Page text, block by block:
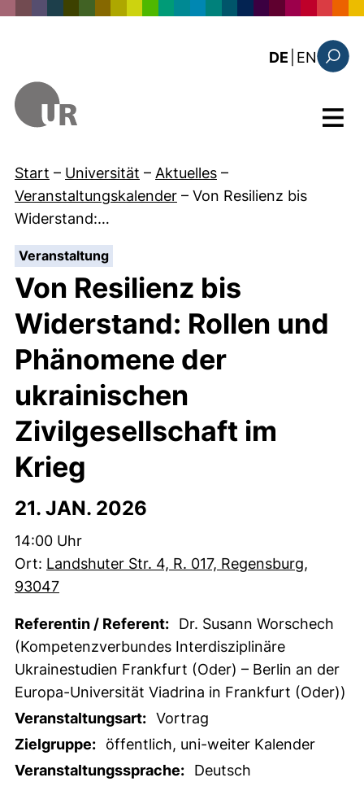
DE EN: the
Menü
Start – Universität – Aktuelles –
Veranstaltungskalender – Von Resilienz bis
Widerstand:…
Veranstaltung:
Von Resilienz bis
Widerstand: Rollen und
Phänomene der
ukrainischen
Zivilgesellschaft im
Krieg
21. JAN. 2026
Zeit:
14:00 Uhr
Ort: Landshuter Str. 4, R. 017, Regensburg,
93047
Referentin / Referent:
Dr. Susann Worschech
(Kompetenzverbundes Interdisziplinäre
Ukrainestudien Frankfurt (Oder) – Berlin an der
Europa-Universität Viadrina in Frankfurt (Oder))
Veranstaltungsart: Vortrag
Zielgruppe:
öffentlich, uni-weiter Kalender
Veranstaltungssprache:
Deutsch